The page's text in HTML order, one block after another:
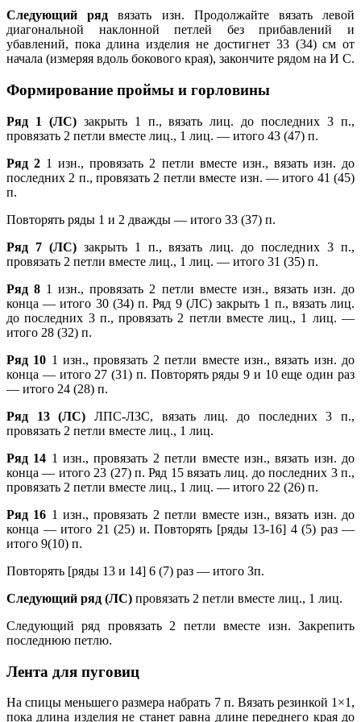
Следующий ряд вязать изн. Продолжайте вязать левой
диагональной наклонной петлей без прибавлений и
убавлений, пока длина изделия не достигнет 33 (34) см от
начала (измеряя вдоль бокового края), закончите рядом на И С.
Формирование проймы и горловины
Ряд 1 (ЛС)закрыть 1 п., вязать лиц. до последних 3 п.,
провязать 2 петли вместе лиц., 1 лиц. — итого 43 (47) п.
Ряд 2 1 изн., провязать 2 петли вместе изн., вязать изн. до
последних 2 п., провязать 2 петли вместе изн. — итого 41 (45)
п.
Повторять ряды 1 и 2 дважды — итого 33 (37) п.
Ряд 7 (ЛС)закрыть 1 п., вязать лиц. до последних 3 п.,
провязать 2 петли вместе лиц., 1 лиц. — итого 31 (35) п.
Ряд 8 1 изн., провязать 2 петли вместе изн., вязать изн. до
конца — итого 30 (34) п. Ряд 9 (ЛС) закрыть 1 п., вязать лиц.
до последних 3 п., провязать 2 петли вместе лиц., 1 лиц. —
итого 28 (32) п.
Ряд 10 1 изн., провязать 2 петли вместе изн., вязать изн. до
конца — итого 27 (31) п. Повторять ряды 9 и 10 еще один раз
— итого 24 (28) п.
Ряд 13 (ЛС) ЛПС-ЛЗС, вязать лиц. до последних 3 п.,
провязать 2 петли вместе лиц., 1 лиц.
Ряд 14 1 изн., провязать 2 петли вместе изн., вязать изн. до
конца — итого 23 (27) п. Ряд 15 вязать лиц. до последних 3 п.,
провязать 2 петли вместе лиц., 1 лиц. — итого 22 (26) п.
Ряд 16 1 изн., провязать 2 петли вместе изн., вязать изн. до
конца — итого 21 (25) и. Повторять [ряды 13-16] 4 (5) раз —
итого 9(10) п.
Повторять [ряды 13 и 14] 6 (7) раз — итого Зп.
Следующий ряд (ЛС) провязать 2 петли вместе лиц., 1 лиц.
Следующий ряд провязать 2 петли вместе изн. Закрепить
последнюю петлю.
Лента для пуговиц
На спицы меньшего размера набрать 7 п. Вязать резинкой 1×1,
пока длина изделия не станет равна длине переднего края до